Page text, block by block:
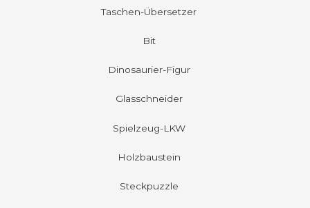
Taschen-Übersetzer
Bit
Dinosaurier-Figur
Glasschneider
Spielzeug-LKW
Holzbaustein
Steckpuzzle